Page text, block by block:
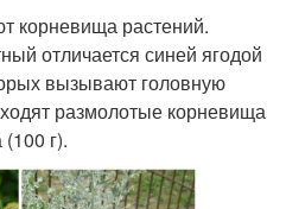
корневища растений.
отличается синей ягодой
вызывают головную
размолотые корневища
г).